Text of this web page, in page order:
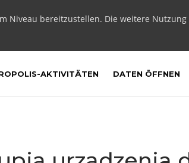
Niveau bereitzustellen. Die weitere
AKTIVITÄTEN DATEN ÖFFNEN